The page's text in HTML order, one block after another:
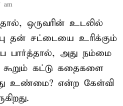
am
ஒருவரின் உடலில்
தன் சட்டையை உரிக்கும்
பார்த்தால், அது நம்மை
கட்டு கதைகளை
உண்மை? என்ற கேள்வி